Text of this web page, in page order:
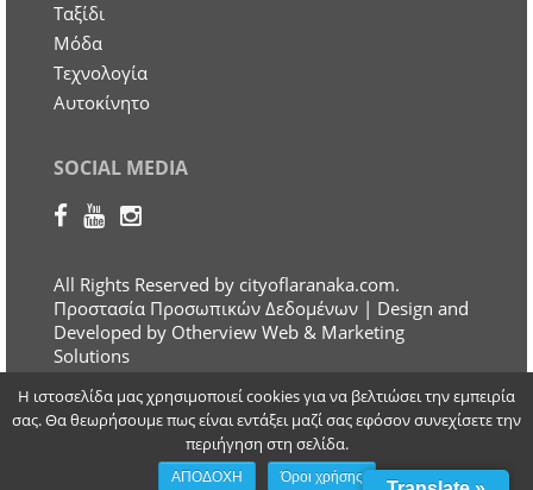
Ταξίδι
Μόδα
Τεχνολογία
Αυτοκίνητο
SOCIAL MEDIA
All Rights Reserved by cityoflaranaka.com.
Προστασία Προσωπικών Δεδομένων | Design and
Developed by Otherview Web & Marketing
Solutions
Η ιστοσελίδα μας χρησιμοποιεί cookies για να βελτιώσει την εμπειρία
σας. Θα θεωρήσουμε πως είναι εντάξει μαζί σας εφόσον συνεχίσετε την
περιήγηση στη σελίδα.
ΑΠΟΔΟΧΗ Όροι χρήσης